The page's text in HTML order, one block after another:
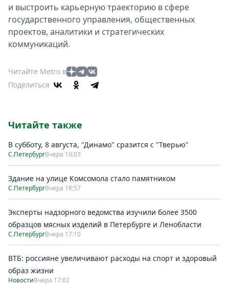
и выстроить карьерную траекторию в сфере
государственного управления, общественных
проектов, аналитики и стратегических
коммуникаций.
Читайте Metro в
Поделиться
Читайте также
В субботу, 8 августа, "Динамо" сразится с "Тверью"
С.ПетербургВчера 19:03
Здание на улице Комсомола стало памятником
С.ПетербургВчера 18:57
Эксперты надзорного ведомства изучили более 3500
образцов мясных изделий в Петербурге и Ленобласти
С.ПетербургВчера 17:10
ВТБ: россияне увеличивают расходы на спорт и здоровый
образ жизни
НовостиВчера 17:02